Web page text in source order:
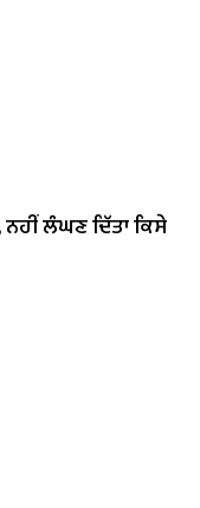
ਨਹੀਂ ਲੰਘਣ ਦਿੱਤਾ ਕਿਸੇ